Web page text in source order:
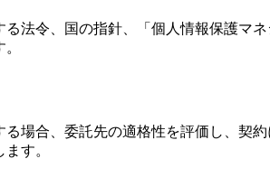
法令、国の指針、「個人情報保護マ
場合、委託先の適格性を評価し、契
す。